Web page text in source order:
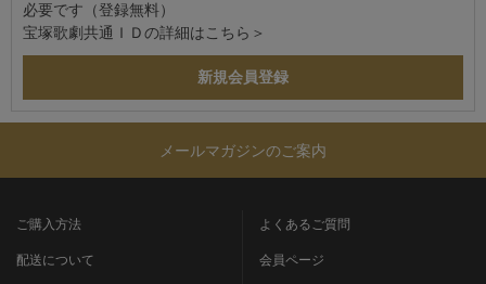
必要です（登録無料）
宝塚歌劇共通ＩＤの詳細は こちら＞
メールマガジンのご案内
ご購入方法
配送について
よくあるご質問
会員ページ